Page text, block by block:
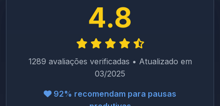
4.8
1289 avaliações verificadas • Atualizado em
03/2025
92% recomendam para pausas